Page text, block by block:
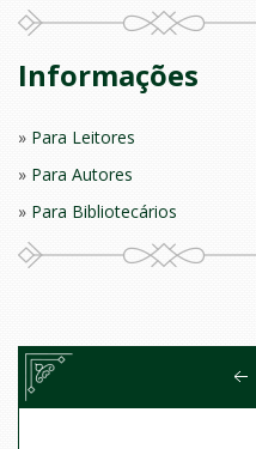
Informações
Para Leitores
Para Autores
Para Bibliotecários